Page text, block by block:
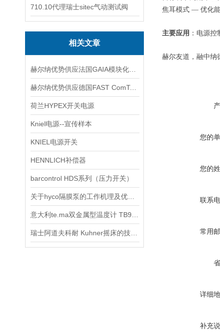
710.10代理瑞士sitec气动测试阀
相关文章
赫尔纳优势供应德国FAST ComTec高压电源技术交流
荷兰HYPEX开关电源
Kniel电源--宣传样本
KNIEL电源开关
HENNLICH补偿器
barcontrol HDS系列（压力开关）
焦耳模式 — 优化
主要应用 ： 电源控
赫尔友道，融中纳
您的
您的
联系
常用
详细
补充